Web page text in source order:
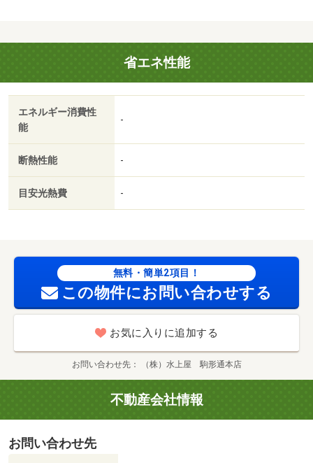
省エネ性能
エネルギー消費性
能
-
断熱性能 -
目安光熱費 -
無料・簡単2項目！
この物件にお問い合わせする
お気に入りに追加する
お問い合わせ先 （株）水上屋 駒形通本店
不動産会社情報
お問い合わせ先